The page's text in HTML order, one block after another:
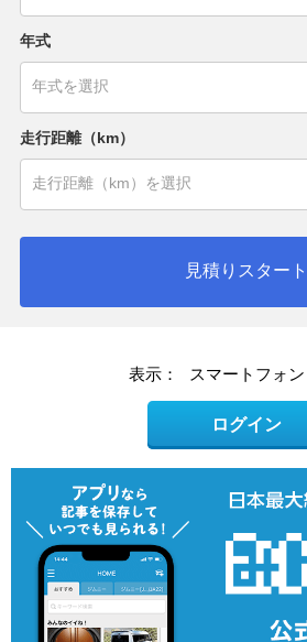
年式
走行距離（km）
見積りスタート
表示： スマートフォン
ログイン